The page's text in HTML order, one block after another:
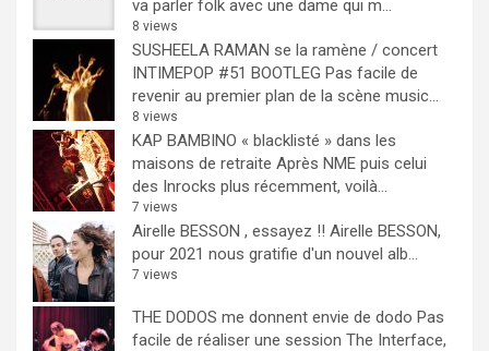
va parler folk avec une dame qui m...
8 views
SUSHEELA RAMAN se la ramène / concert
INTIMEPOP #51 BOOTLEG Pas facile de
revenir au premier plan de la scène music...
8 views
KAP BAMBINO « blacklisté » dans les
maisons de retraite Après NME puis celui
des Inrocks plus récemment, voilà...
7 views
Airelle BESSON , essayez !! Airelle BESSON,
pour 2021 nous gratifie d'un nouvel alb...
7 views
THE DODOS me donnent envie de dodo Pas
facile de réaliser une session The Interface,